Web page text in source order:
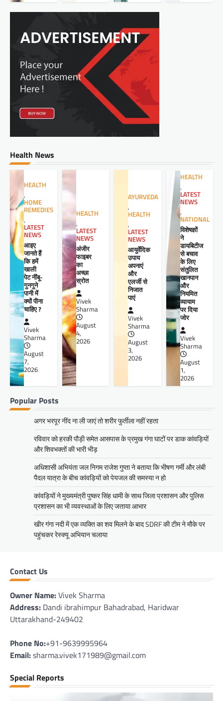
Health News
HEALTH
,
HOME
REMEDIES
,
LATEST
NEWS
आइए
जानते हैं
कि हमें
खाली
पेट नींबू-
गुनगुने
पानी में
क्यों पीना
चाहिए ?
Vivek
Sharma
August
7,
2026
HEALTH
,
LATEST
NEWS
अंजीर
फाइबर
का
अच्छा
स्रोत
Vivek
Sharma
August
4,
2026
AYURVEDA
,
HEALTH
,
LATEST
NEWS
आयुर्वेदिक
उपाय
अपनाएं
और
एलर्जी से
निजात
पाएं
Vivek
Sharma
August
3,
2026
HEALTH
,
LATEST
NEWS
,
NATIONAL
विशेषज्ञों
ने
डायबिटीज
से बचाव
के लिए
संतुलित
खानपान
और
नियमित
व्यायाम
पर दिया
जोर
Vivek
Sharma
August
1,
2026
Popular Posts
अगर भरपूर नींद ना ली जाएं तो शरीर फुर्तीला नहीं रहता
रविवार को हरकी पौड़ी समेत आसपास के प्रमुख गंगा घाटों पर डाक कांवड़ियों
और शिवभक्तों की भारी भीड़
अधिशासी अभियंता जल निगम राजेश गुप्ता ने बताया कि भीषण गर्मी और लंबी
पैदल यात्रा के बीच कांवड़ियों को पेयजल की समस्या न हो
कांवड़ियों ने मुख्यमंत्री पुष्कर सिंह धामी के साथ जिला प्रशासन और पुलिस
प्रशासन का भी व्यवस्थाओं के लिए जताया आभार
खीर गंगा नदी में एक व्यक्ति का शव मिलने के बाद SDRF की टीम ने मौके पर
पहुंचकर रेस्क्यू अभियान चलाया
Contact Us
Owner Name:Vivek Sharma
Address: Dandi ibrahimpur Bahadrabad, Haridwar
Uttarakhand-249402
Phone No:+91-9639995964
Email:sharma.vivek171989@gmail.com
Special Reports